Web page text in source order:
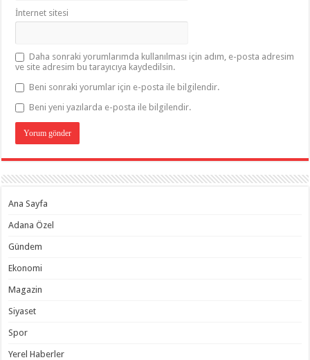
İnternet sitesi
Daha sonraki yorumlarımda kullanılması için adım, e-posta adresim
ve site adresim bu tarayıcıya kaydedilsin.
Beni sonraki yorumlar için e-posta ile bilgilendir.
Beni yeni yazılarda e-posta ile bilgilendir.
Ana Sayfa
Adana Özel
Gündem
Ekonomi
Magazin
Siyaset
Spor
Yerel Haberler